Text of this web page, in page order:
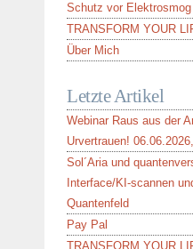
Schutz vor Elektrosmog
TRANSFORM YOUR
Über Mich
Letzte Artikel
Webinar Raus aus der
Urvertrauen!
Sol´Aria und
Interface/KI-scannen
Quantenfeld
Pay Pal
TRANSFORM YOUR